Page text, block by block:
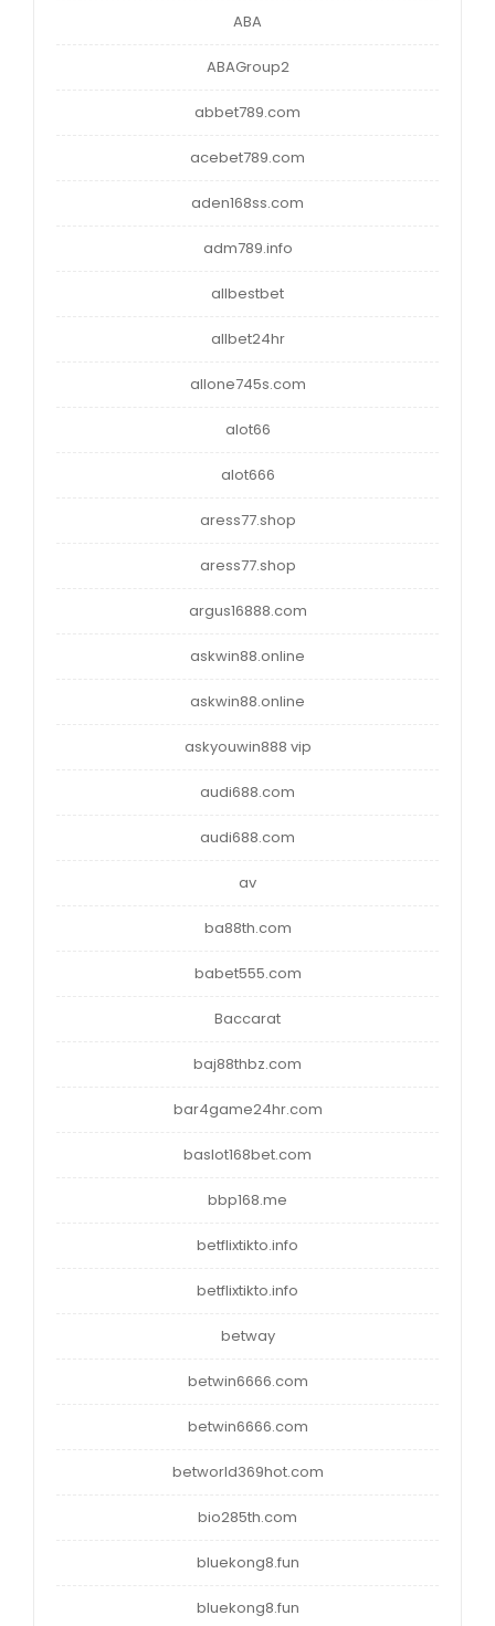
ABA
ABAGroup2
abbet789.com
acebet789.com
aden168ss.com
adm789.info
allbestbet
allbet24hr
allone745s.com
alot66
alot666
aress77.shop
aress77.shop
argus16888.com
askwin88.online
askwin88.online
askyouwin888 vip
audi688.com
audi688.com
av
ba88th.com
babet555.com
Baccarat
baj88thbz.com
bar4game24hr.com
baslot168bet.com
bbp168.me
betflixtikto.info
betflixtikto.info
betway
betwin6666.com
betwin6666.com
betworld369hot.com
bio285th.com
bluekong8.fun
bluekong8.fun